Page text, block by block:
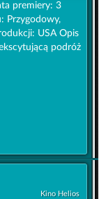
premiery: 3
Przygodowy,
USA Opis
podróż
Kino Helios